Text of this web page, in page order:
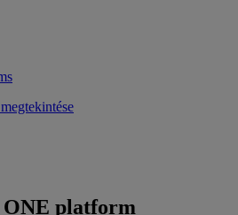
ONE platform